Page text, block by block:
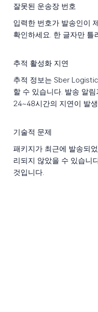
잘못된 운송장 번호
입력한 번호가 발송인이
확인하세요. 한 글자만 틀
추적 활성화 지연
추적 정보는 Sber
할 수 있습니다. 발송 알
24~48시간의 지연이 발
기술적 문제
패키지가 최근에 발송되
리되지 않았을 수 있습니
것입니다.